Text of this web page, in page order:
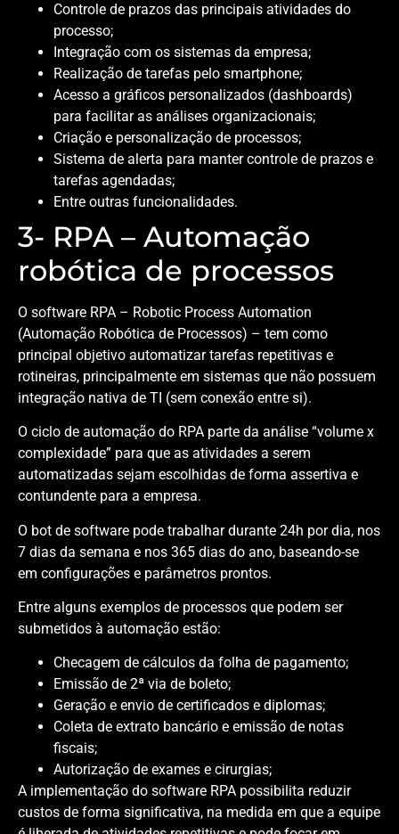
Controle de prazos das principais atividades do
processo;
Integração com os sistemas da empresa;
Realização de tarefas pelo smartphone;
Acesso a gráficos personalizados (dashboards)
para facilitar as análises organizacionais;
Criação e personalização de processos;
Sistema de alerta para manter controle de prazos e
tarefas agendadas;
Entre outras funcionalidades.
3- RPA – Automação
robótica de processos
O software RPA – Robotic Process Automation
(Automação Robótica de Processos) – tem como
principal objetivo automatizar tarefas repetitivas e
rotineiras, principalmente em sistemas que não possuem
integração nativa de TI (sem conexão entre si).
O ciclo de automação do RPA parte da análise “volume x
complexidade” para que as atividades a serem
automatizadas sejam escolhidas de forma assertiva e
contundente para a empresa.
O bot de software pode trabalhar durante 24h por dia, nos
7 dias da semana e nos 365 dias do ano, baseando-se
em configurações e parâmetros prontos.
Entre alguns exemplos de processos que podem ser
submetidos à automação estão:
Checagem de cálculos da folha de pagamento;
Emissão de 2ª via de boleto;
Geração e envio de certificados e diplomas;
Coleta de extrato bancário e emissão de notas
fiscais;
Autorização de exames e cirurgias;
A implementação do software RPA possibilita reduzir
custos de forma significativa, na medida em que a equipe